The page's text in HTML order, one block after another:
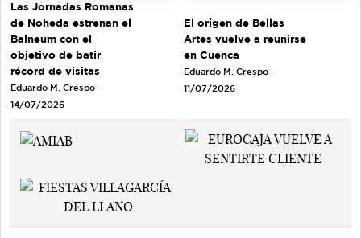
Las Jornadas Romanas
de Noheda estrenan el
Balneum con el
objetivo de batir
récord de visitas
Eduardo M. Crespo -
14/07/2026
El origen de Bellas
Artes vuelve a reunirse
en Cuenca
Eduardo M. Crespo -
11/07/2026